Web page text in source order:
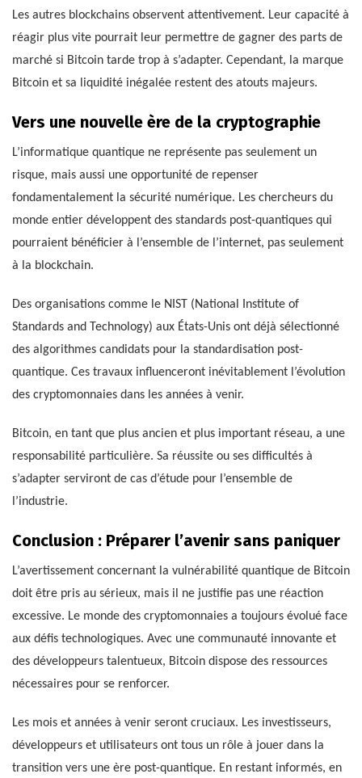
Les autres blockchains observent attentivement. Leur capacité à
réagir plus vite pourrait leur permettre de gagner des parts de
marché si Bitcoin tarde trop à s’adapter. Cependant, la marque
Bitcoin et sa liquidité inégalée restent des atouts majeurs.
Vers une nouvelle ère de la cryptographie
L’informatique quantique ne représente pas seulement un
risque, mais aussi une opportunité de repenser
fondamentalement la sécurité numérique. Les chercheurs du
monde entier développent des standards post-quantiques qui
pourraient bénéficier à l’ensemble de l’internet, pas seulement
à la blockchain.
Des organisations comme le NIST (National Institute of
Standards and Technology) aux États-Unis ont déjà sélectionné
des algorithmes candidats pour la standardisation post-
quantique. Ces travaux influenceront inévitablement l’évolution
des cryptomonnaies dans les années à venir.
Bitcoin, en tant que plus ancien et plus important réseau, a une
responsabilité particulière. Sa réussite ou ses difficultés à
s’adapter serviront de cas d’étude pour l’ensemble de
l’industrie.
Conclusion : Préparer l’avenir sans paniquer
L’avertissement concernant la vulnérabilité quantique de Bitcoin
doit être pris au sérieux, mais il ne justifie pas une réaction
excessive. Le monde des cryptomonnaies a toujours évolué face
aux défis technologiques. Avec une communauté innovante et
des développeurs talentueux, Bitcoin dispose des ressources
nécessaires pour se renforcer.
Les mois et années à venir seront cruciaux. Les investisseurs,
développeurs et utilisateurs ont tous un rôle à jouer dans la
transition vers une ère post-quantique. En restant informés, en